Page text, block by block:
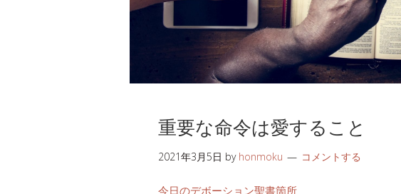
重要な命令は愛すること
2021年3月5日 by honmoku コメントする
今日のデボーション聖書箇所